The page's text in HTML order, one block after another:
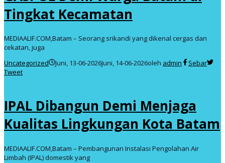
Tingkat Kecamatan
MEDIAALIF.COM,Batam – Seorang srikandi yang dikenal cergas dan
cekatan, juga
Uncategorized
Juni, 13-06-2026Juni, 14-06-2026oleh admin
Sebar
Tweet
IPAL Dibangun Demi Menjaga
Kualitas Lingkungan Kota Batam
MEDIAALIF.COM,Batam – Pembangunan Instalasi Pengolahan Air
Limbah (IPAL) domestik yang